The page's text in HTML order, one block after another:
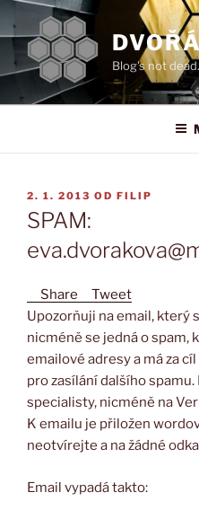
k
obsahu
webu
Blog's not
PUBLIKOVÁNO
2. 1. 2013 OD FILIP
SPAM:
Share
Tweet
Upozorňuji na email, který
nicméně se jedná o
emailové adresy a má za
pro zasílání dalšího
specialisty, nicméně na
K emailu je přiložen
neotvírejte a na žádné
Email vypadá takto: